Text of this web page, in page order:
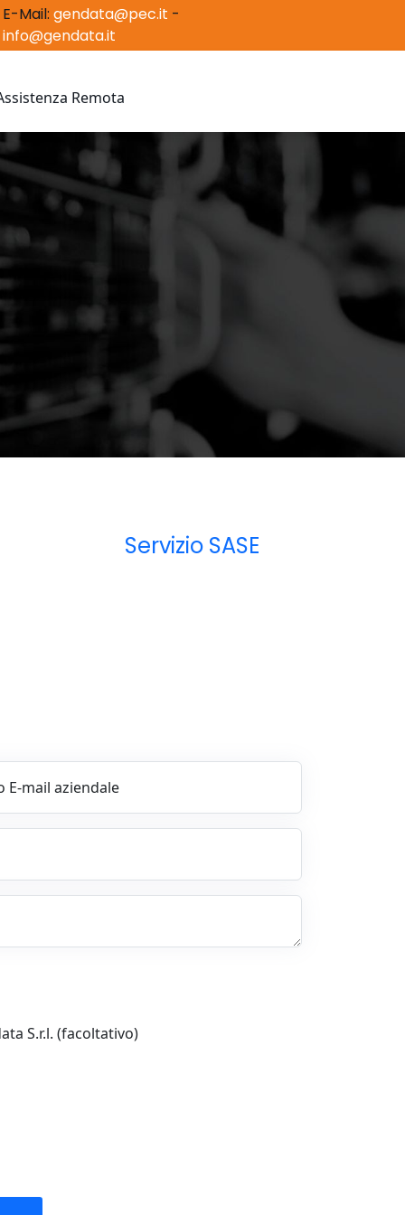
E-Mail:gendata@pec.it -
info@gendata.it
Remota
Servizio SASE
E-mail aziendale
S.r.l. (facoltativo)